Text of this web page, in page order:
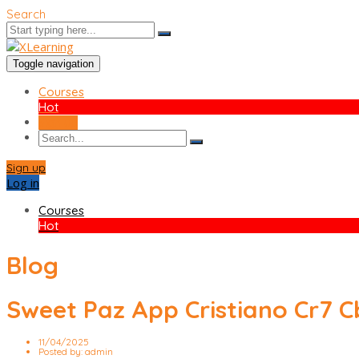
Search
Toggle navigation
Courses
Hot
Sign up
Log in
Courses
Hot
Blog
Sweet Paz App Cristiano Cr7
11/04/2025
Posted by: admin